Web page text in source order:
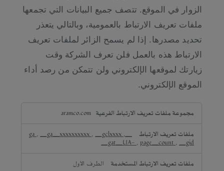
الزوار في الموقع. تتصف جميع البيانات التي تجمعها
ملفات تعريف الارتباط بالعمومية، وبالتالي يتعذر
تحديد مصدرها. إذا لم يسمح الزائر لملفات تعريف
الارتباط هذه بالعمل فلن تعرف الشركة وقت
زيارتك لموقعها الإلكتروني ولن تتمكن من رصد أداء
الموقع الإلكتروني.
تعريف
الخاصة
بالأداء
aramco.com
, _ga_xxxxxxxxxx , _gclxxxx ,
_gat_UA- , page_count , _gid
الطرف الأول